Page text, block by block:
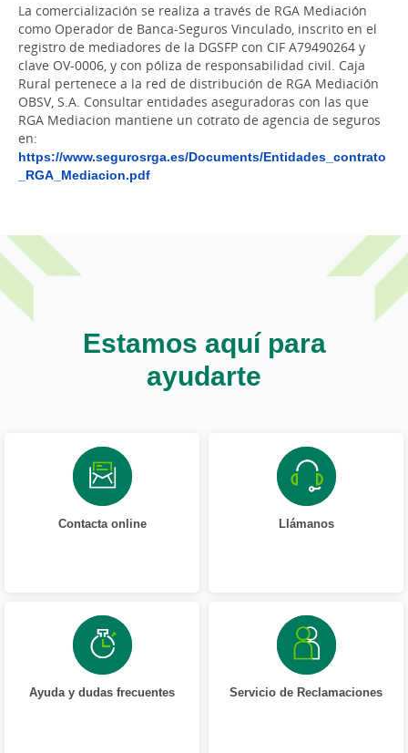
La comercialización se realiza a través de RGA Mediación
como Operador de Banca-Seguros Vinculado, inscrito en el
registro de mediadores de la DGSFP con CIF A79490264 y
clave OV-0006, y con póliza de responsabilidad civil. Caja
Rural pertenece a la red de distribución de RGA Mediación
OBSV, S.A. Consultar entidades aseguradoras con las que
RGA Mediacion mantiene un cotrato de agencia de seguros
en:
https://www.segurosrga.es/Documents/Entidades_contrato
_RGA_Mediacion.pdf
Estamos aquí para
ayudarte
Contacta online Llámanos
Ayuda y dudas frecuentes Servicio de Reclamaciones